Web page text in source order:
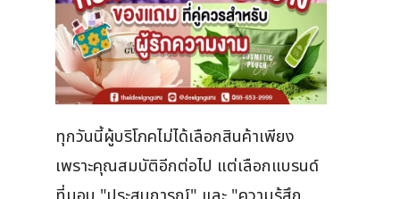
ทุกวันนี้ผู้บริโภคไม่ได้เลือกสินค้าเพียง
เพราะคุณสมบัติอีกต่อไป แต่เลือกแบรนด์